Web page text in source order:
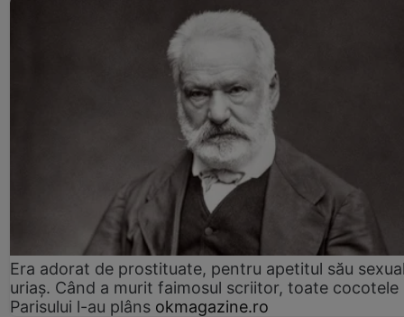
Era adorat de prostituate, pentru apetitul său
uriaș. Când a murit faimosul scriitor, toate cocotele
Parisului l-au plâns okmagazine.ro